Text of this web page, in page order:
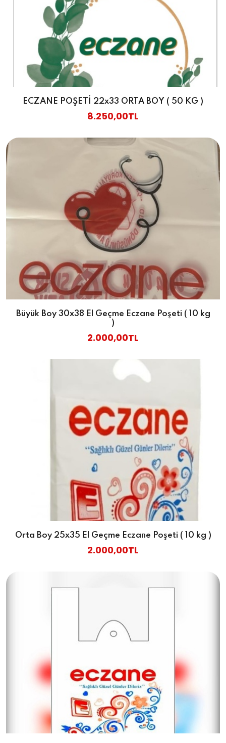
ECZANE POŞETİ 22x33 ORTA BOY ( 50 KG )
8.250,00TL
Büyük Boy 30x38 El Geçme Eczane Poşeti ( 10 kg
)
2.000,00TL
Orta Boy 25x35 El Geçme Eczane Poşeti ( 10 kg )
2.000,00TL